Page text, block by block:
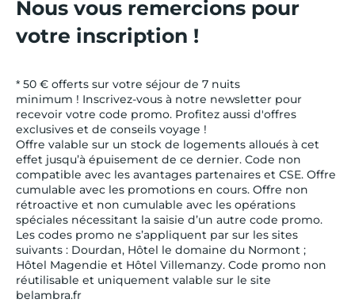
Nous vous remercions pour
votre inscription !
* 50 € offerts sur votre séjour de 7 nuits
minimum ! Inscrivez-vous à notre newsletter pour
recevoir votre code promo. Profitez aussi d'offres
exclusives et de conseils voyage !
Offre valable sur un stock de logements alloués à cet
effet jusqu’à épuisement de ce dernier. Code non
compatible avec les avantages partenaires et CSE. Offre
cumulable avec les promotions en cours. Offre non
rétroactive et non cumulable avec les opérations
spéciales nécessitant la saisie d’un autre code promo.
Les codes promo ne s’appliquent par sur les sites
suivants : Dourdan, Hôtel le domaine du Normont ;
Hôtel Magendie et Hôtel Villemanzy. Code promo non
réutilisable et uniquement valable sur le site
belambra.fr